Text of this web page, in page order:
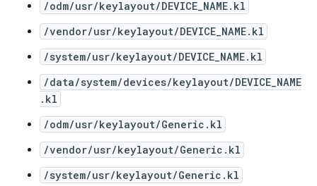
/odm/usr/keylayout/DEVICE_NAME.kl
/vendor/usr/keylayout/DEVICE_NAME.kl
/system/usr/keylayout/DEVICE_NAME.kl
/data/system/devices/keylayout/DEVICE_NAME
.kl
/odm/usr/keylayout/Generic.kl
/vendor/usr/keylayout/Generic.kl
/system/usr/keylayout/Generic.kl